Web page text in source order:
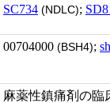
SC734 (NDLC);
00704000 (BSH4);
麻薬性鎮痛剤の臨